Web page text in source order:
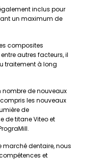
inclus pour
un maximum de
composites
autres facteurs, il
traitement à long
de nouveaux
les nouveaux
de
de titane Viteo et
marché dentaire, nous
et